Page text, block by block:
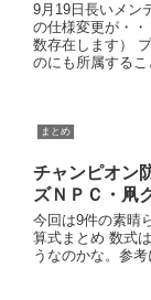
9月19日長いメン
の仕様変更が・
数存在します）
のにも所属する
まとめ
チャンピオン
ズＮＰＣ・凧
今回は9件の素晴
算式まとめ 数式
うなのかな。参